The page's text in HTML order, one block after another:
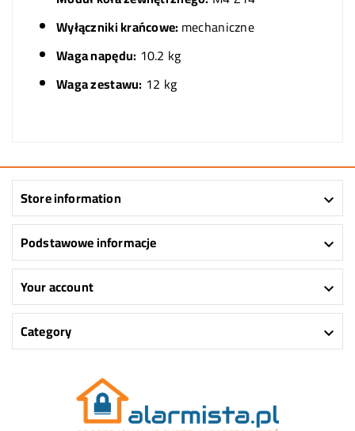
Wyłączniki krańcowe: mechaniczne
Waga napędu: 10.2 kg
Waga zestawu: 12 kg
Store information 
Podstawowe informacje 
Your account 
Category 